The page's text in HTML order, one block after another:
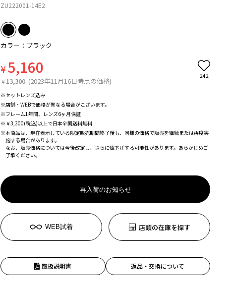
ZU222001-14E2
カラー：ブラック
¥5,160
¥ 13,300 (2023年11月16日時点の価格)
242
※セットレンズ込み
※店舗・WEBで価格が異なる場合がこざいます。
※フレーム1年間、レンズ6ヶ月保証
※￥3,300(税込)以上で日本全国送料無料
※本商品は、現在表示している限定販売期間終了後も、同様の価格で販売を継続または再度実
施する場合があります。
なお、販売価格については今後改定し、さらに値下げする可能性があります。あらかじめご
了承ください。
再入荷のお知らせ
WEB試着 店頭の在庫を探す
取扱説明書 返品・交換について